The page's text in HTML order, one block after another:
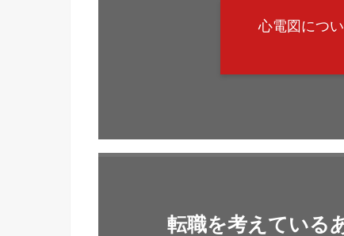
心電図につ
転職を考えている